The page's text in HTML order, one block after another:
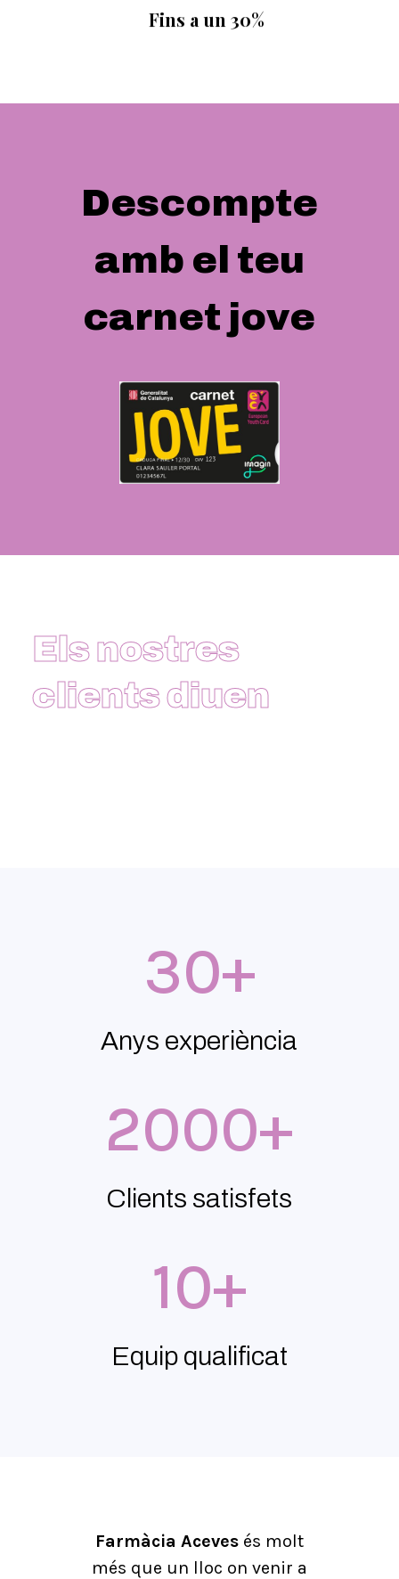
Fins a un 30%
Descompte
amb el teu
carnet jove
Els nostres
clients diuen
30+
Anys experiència
2000+
Clients satisfets
10+
Equip qualificat
Farmàcia Acevesés molt
més que un lloc on venir a